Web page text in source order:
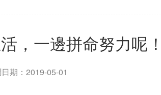
，一邊拼命努力呢！
期：2019-05-01